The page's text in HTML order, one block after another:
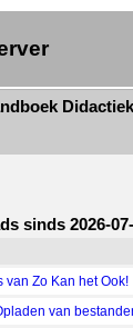
sinds 2026-
van Zo Kan het Ook!
van